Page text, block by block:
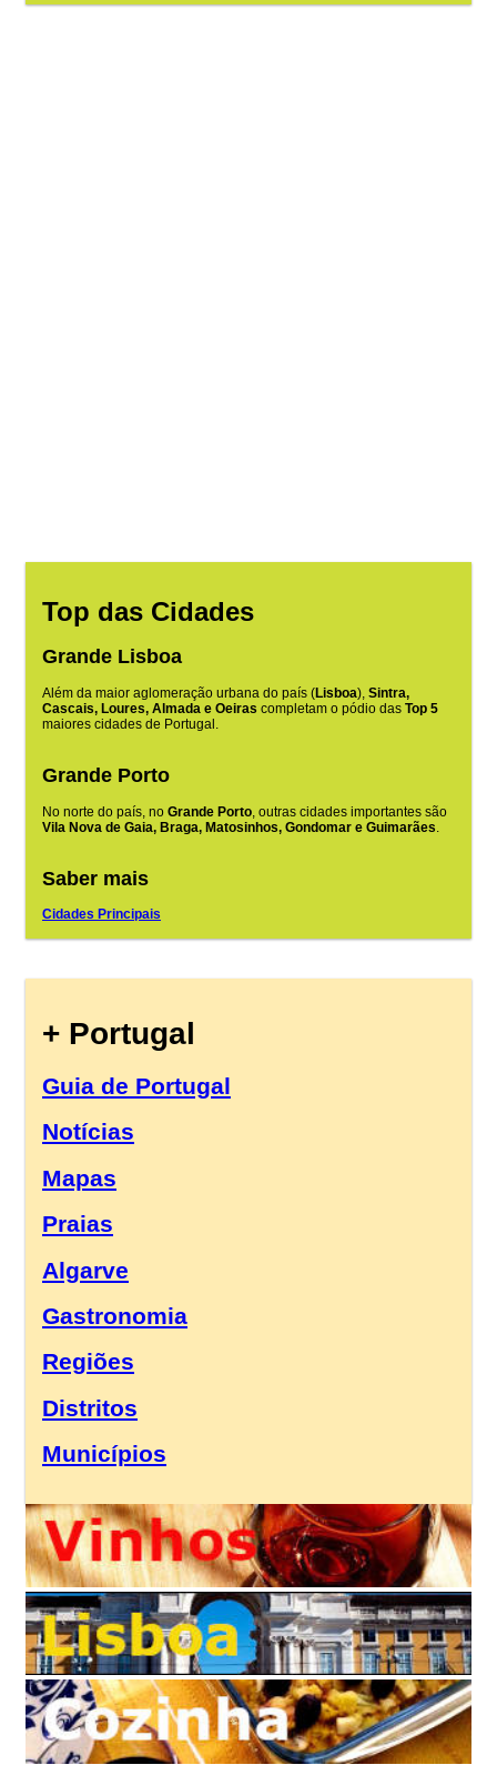
Top das Cidades
Grande Lisboa
Além da maior aglomeração urbana do país (Lisboa), Sintra,
Cascais, Loures, Almada e Oeiras completam o pódio das Top 5
maiores cidades de Portugal.
Grande Porto
No norte do país, no Grande Porto , outras cidades importantes são
Vila Nova de Gaia, Braga, Matosinhos, Gondomar e Guimarães
Saber mais
Cidades Principais
+ Portugal
Guia de Portugal
Notícias
Mapas
Praias
Algarve
Gastronomia
Regiões
Distritos
Municípios